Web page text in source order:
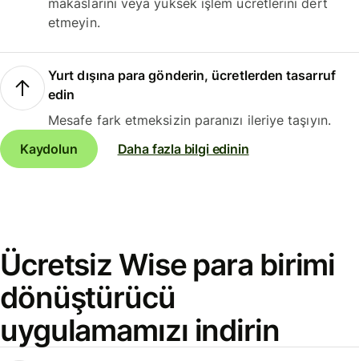
makaslarını veya yüksek işlem ücretlerini dert
etmeyin.
Yurt dışına para gönderin, ücretlerden tasarruf
edin
Mesafe fark etmeksizin paranızı ileriye taşıyın.
Kaydolun
Daha fazla bilgi edinin
Ücretsiz Wise para birimi
dönüştürücü
uygulamamızı indirin